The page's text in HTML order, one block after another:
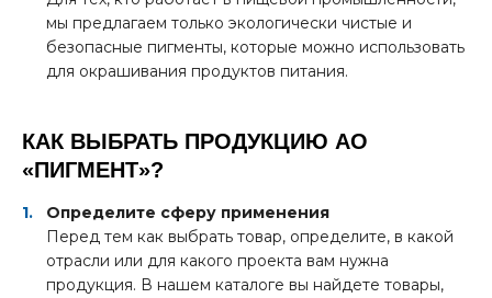
мы предлагаем только экологически чистые и
безопасные пигменты, которые можно использовать
для окрашивания продуктов питания.
КАК ВЫБРАТЬ ПРОДУКЦИЮ АО
«ПИГМЕНТ»?
Определите сферу применения
Перед тем как выбрать товар, определите, в какой
отрасли или для какого проекта вам нужна
продукция. В нашем каталоге вы найдете товары,